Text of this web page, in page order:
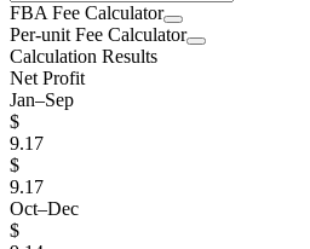
FBA Fee Calculator
Per-unit Fee Calculator
Calculation Results
Net Profit
Jan–Sep
$
9.17
$
9.17
Oct–Dec
$